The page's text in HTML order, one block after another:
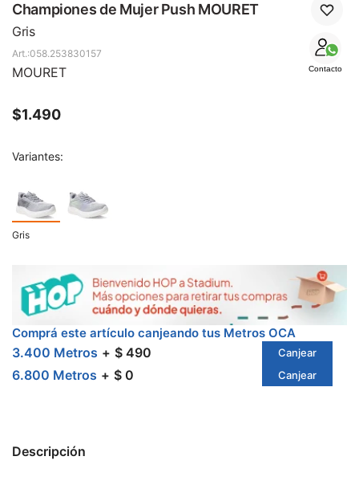
Championes de Mujer Push MOURET
Gris
Contacto
058.253830157
MOURET
$1.490
Variantes:
Gris
Comprá este artículo canjeando tus Metros OCA
3.400 Metros $ 490 Canjear
6.800 Metros $ 0 Canjear
Descripción